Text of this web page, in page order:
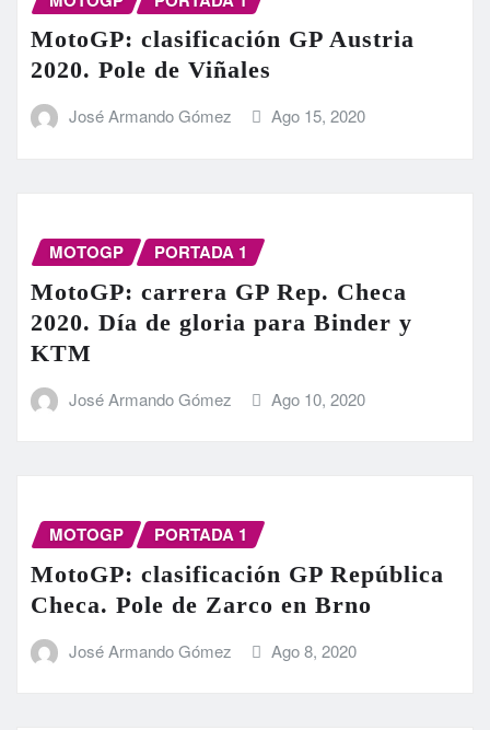
MotoGP: clasificación GP Austria
2020. Pole de Viñales
José Armando Gómez Ago 15, 2020
MOTOGP PORTADA 1
MotoGP: carrera GP Rep. Checa
2020. Día de gloria para Binder y
KTM
José Armando Gómez Ago 10, 2020
MOTOGP PORTADA 1
MotoGP: clasificación GP República
Checa. Pole de Zarco en Brno
José Armando Gómez Ago 8, 2020